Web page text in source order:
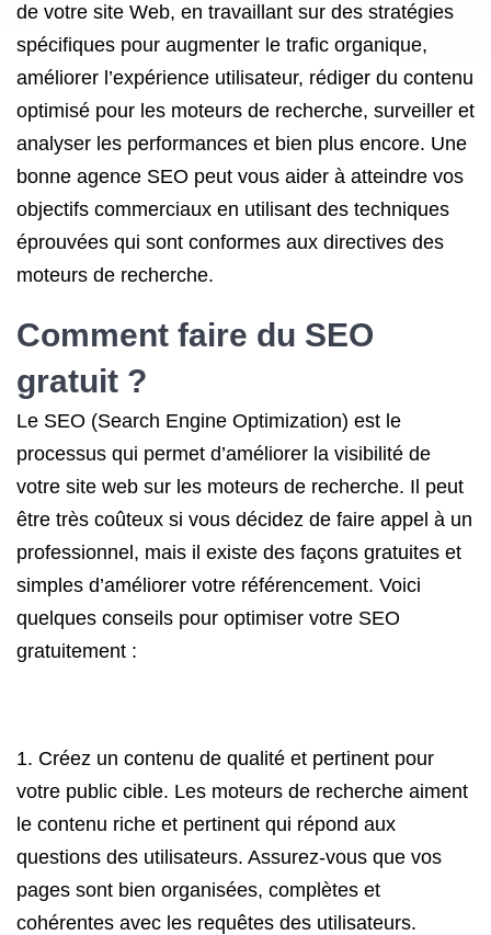
de votre site Web, en travaillant sur des stratégies
spécifiques pour augmenter le trafic organique,
améliorer l’expérience utilisateur, rédiger du contenu
optimisé pour les moteurs de recherche, surveiller et
analyser les performances et bien plus encore. Une
bonne agence SEO peut vous aider à atteindre vos
objectifs commerciaux en utilisant des techniques
éprouvées qui sont conformes aux directives des
moteurs de recherche.
Comment faire du SEO
gratuit ?
Le SEO (Search Engine Optimization) est le
processus qui permet d’améliorer la visibilité de
votre site web sur les moteurs de recherche. Il peut
être très coûteux si vous décidez de faire appel à un
professionnel, mais il existe des façons gratuites et
simples d’améliorer votre référencement. Voici
quelques conseils pour optimiser votre SEO
gratuitement :
1. Créez un contenu de qualité et pertinent pour
votre public cible. Les moteurs de recherche aiment
le contenu riche et pertinent qui répond aux
questions des utilisateurs. Assurez-vous que vos
pages sont bien organisées, complètes et
cohérentes avec les requêtes des utilisateurs.